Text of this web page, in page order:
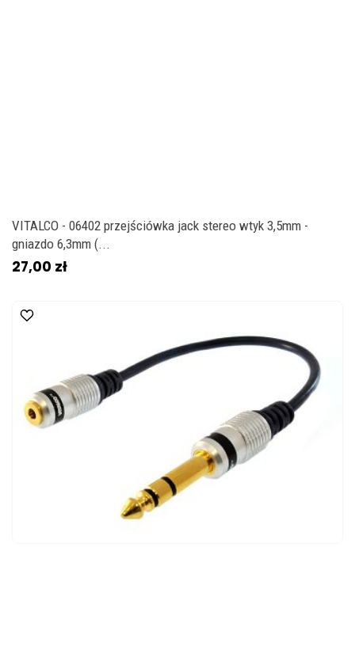
VITALCO - 06402 przejściówka jack stereo wtyk 3,5mm -
gniazdo 6,3mm (...
27,00 zł